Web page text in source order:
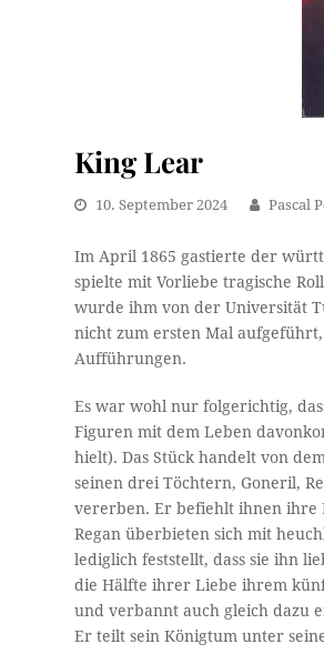
King Lear
10. September 2024 Pascal
Im April 1865 gastierte der
spielte mit Vorliebe tragische
wurde ihm von der Universität
nicht zum ersten Mal
Aufführungen.
Es war wohl nur folgerichtig,
Figuren mit dem Leben
hielt). Das Stück handelt von
seinen drei Töchtern, Goneril,
vererben. Er befiehlt ihnen ihre
Regan überbieten sich mit
lediglich feststellt, dass sie ihn
die Hälfte ihrer Liebe ihrem
und verbannt auch gleich dazu
Er teilt sein Königtum unter